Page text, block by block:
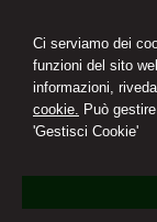
Ci serviamo dei
funzioni del sito
informazioni,
cookie. Può
'Gestisci Cookie'